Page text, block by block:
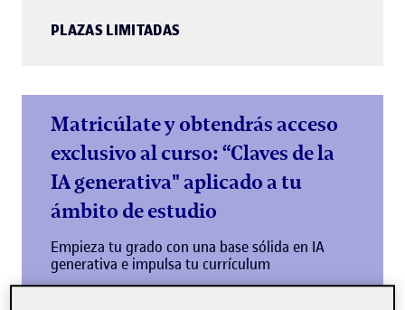
PLAZAS LIMITADAS
Matricúlate y obtendrás acceso
exclusivo al curso: “Claves de la
IA generativa" aplicado a tu
ámbito de estudio
Empieza tu grado con una base sólida en IA
generativa e impulsa tu currículum